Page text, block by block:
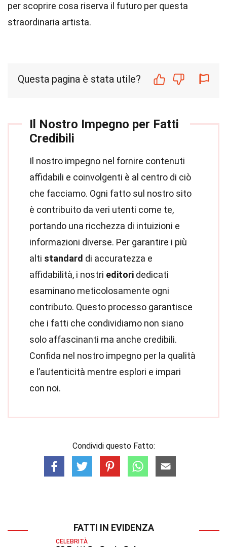
per scoprire cosa riserva il futuro per questa
straordinaria artista.
Questa pagina è stata utile?
Il Nostro Impegno per Fatti
Credibili
Il nostro impegno nel fornire contenuti
affidabili e coinvolgenti è al centro di ciò
che facciamo. Ogni fatto sul nostro sito
è contribuito da veri utenti come te,
portando una ricchezza di intuizioni e
informazioni diverse. Per garantire i più
alti standard di accuratezza e
affidabilità, i nostri editori dedicati
esaminano meticolosamente ogni
contributo. Questo processo garantisce
che i fatti che condividiamo non siano
solo affascinanti ma anche credibili.
Confida nel nostro impegno per la qualità
e l’autenticità mentre esplori e impari
con noi.
Condividi questo Fatto:
FATTI IN EVIDENZA
CELEBRITÀ